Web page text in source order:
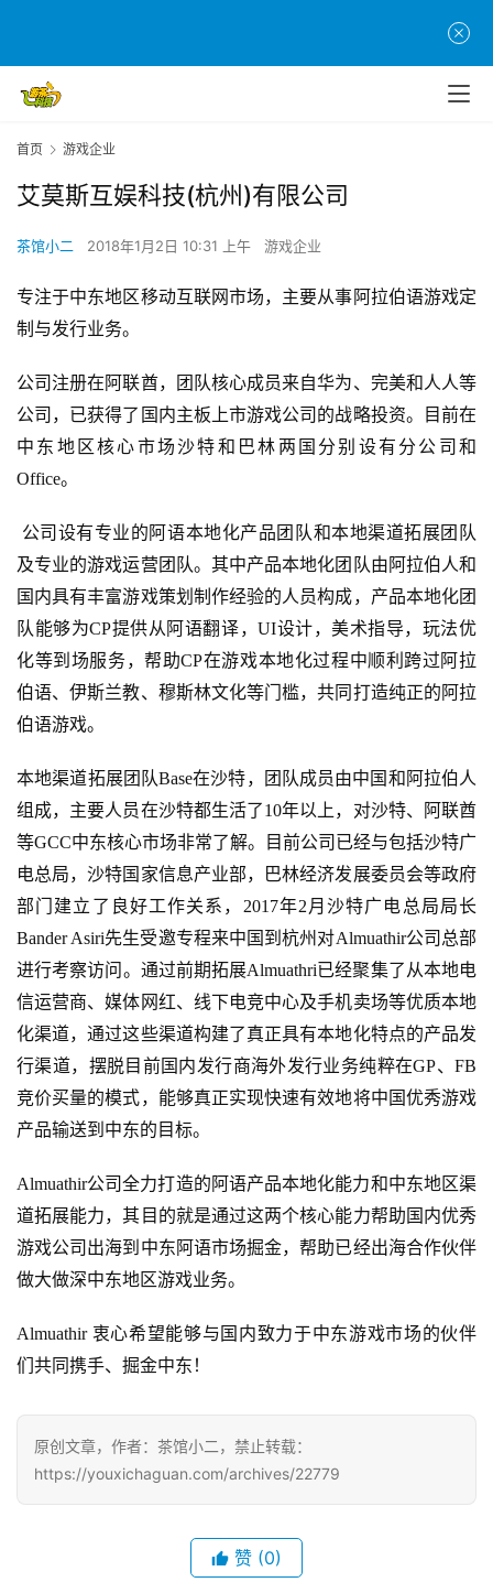
页
游
茶
原
创
游
戏
业
界
手
机
游
戏
单
机
游
戏
闲
游
戏
0
2
5
三
届
金
首页 游戏企业
艾莫斯互娱科技(杭州)有限公司
茶馆小二 2018年1月2日 10:31 上午 游戏企业
专注于中东地区移动互联网市场，主要从事阿拉伯语游戏定
制与发行业务。
公司注册在阿联酋，团队核心成员来自华为、完美和人人等
公司，已获得了国内主板上市游戏公司的战略投资。目前在
中东地区核心市场沙特和巴林两国分别设有分公司和
Office。
公司设有专业的阿语本地化产品团队和本地渠道拓展团队
及专业的游戏运营团队。其中产品本地化团队由阿拉伯人和
国内具有丰富游戏策划制作经验的人员构成，产品本地化团
队能够为CP提供从阿语翻译，UI设计，美术指导，玩法优
化等到场服务，帮助CP在游戏本地化过程中顺利跨过阿拉
伯语、伊斯兰教、穆斯林文化等门槛，共同打造纯正的阿拉
伯语游戏。
本地渠道拓展团队Base在沙特，团队成员由中国和阿拉伯人
组成，主要人员在沙特都生活了10年以上，对沙特、阿联酋
等GCC中东核心市场非常了解。目前公司已经与包括沙特广
电总局，沙特国家信息产业部，巴林经济发展委员会等政府
部门建立了良好工作关系，2017年2月沙特广电总局局长
Bander Asiri先生受邀专程来中国到杭州对Almuathir公司总部
进行考察访问。通过前期拓展Almuathri已经聚集了从本地电
信运营商、媒体网红、线下电竞中心及手机卖场等优质本地
化渠道，通过这些渠道构建了真正具有本地化特点的产品发
行渠道，摆脱目前国内发行商海外发行业务纯粹在GP、FB
竞价买量的模式，能够真正实现快速有效地将中国优秀游戏
产品输送到中东的目标。
Almuathir公司全力打造的阿语产品本地化能力和中东地区渠
道拓展能力，其目的就是通过这两个核心能力帮助国内优秀
游戏公司出海到中东阿语市场掘金，帮助已经出海合作伙伴
做大做深中东地区游戏业务。
Almuathir 衷心希望能够与国内致力于中东游戏市场的伙伴
们共同携手、掘金中东！
原创文章，作者：茶馆小二，禁止转载：
https://youxichaguan.com/archives/22779
赞 (0)